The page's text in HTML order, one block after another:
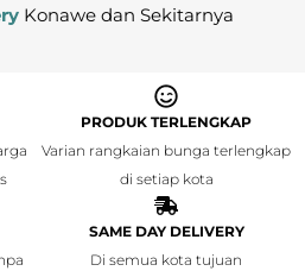
Konawe dan Sekitarnya
PRODUK TERLENGKAP
Varian rangkaian bunga terlengkap
di setiap kota
SAME DAY DELIVERY
Di semua kota tujuan